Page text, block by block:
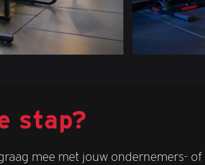
stap?
mee met jouw ondernemers-